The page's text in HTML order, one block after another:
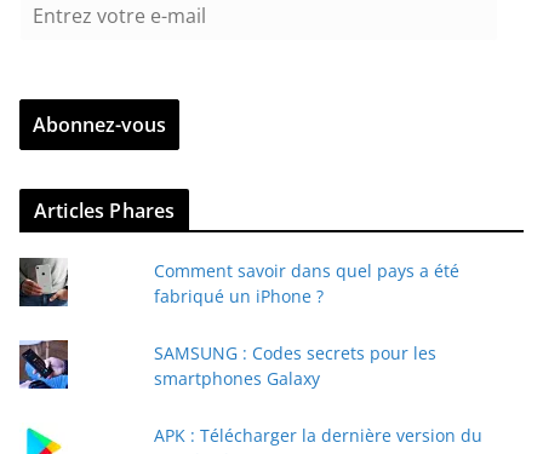
r
z
v
r
e
e
-
a
Abonnez-vous
Articles Phares
Comment savoir dans quel pays a été
fabriqué un iPhone ?
SAMSUNG : Codes secrets pour les
smartphones Galaxy
APK : Télécharger la dernière version du